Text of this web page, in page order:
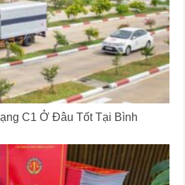
C1 Ở Đâu Tốt Tại Bình